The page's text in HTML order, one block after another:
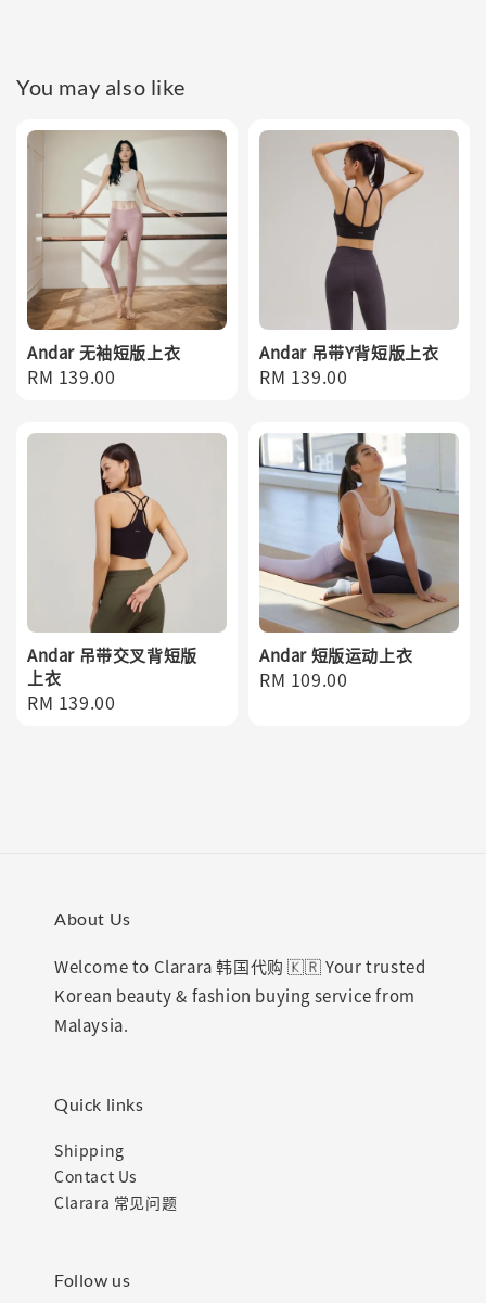
You may also like
Andar 无袖短版上衣
Regular
RM 139.00
Andar 吊带Y背短版上衣
Regular
RM 139.00
Andar 吊带交叉背短版
上衣
Regular
RM 139.00
Andar 短版运动上衣
Regular
RM 109.00
About Us
Welcome to Clarara 韩国代购 🇰🇷 Your trusted
Korean beauty & fashion buying service from
Malaysia.
Quick links
Shipping
Contact Us
Clarara 常见问题
Follow us